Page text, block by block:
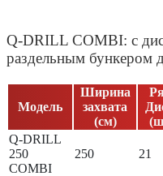
Q-DRILL COMBI: с
раздельным бункером
Модель
Ширина
захвата
(см)
Q-DRILL
250
COMBI
250 21